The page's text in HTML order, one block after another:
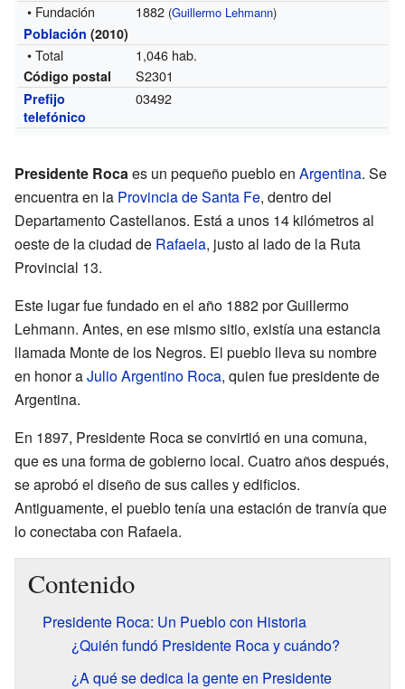
• Fundación 1882 (Guillermo Lehmann)
Población (2010)
• Total 1,046 hab.
Código postal S2301
Prefijo
telefónico
03492
Presidente Rocaes un pequeño pueblo en Argentina. Se
encuentra en la Provincia de Santa Fe, dentro del
Departamento Castellanos. Está a unos 14 kilómetros al
oeste de la ciudad de Rafaela, justo al lado de la Ruta
Provincial 13.
Este lugar fue fundado en el año 1882 por Guillermo
Lehmann. Antes, en ese mismo sitio, existía una estancia
llamada Monte de los Negros. El pueblo lleva su nombre
en honor aJulio Argentino Roca, quien fue presidente de
Argentina.
En 1897, Presidente Roca se convirtió en una comuna,
que es una forma de gobierno local. Cuatro años después,
se aprobó el diseño de sus calles y edificios.
Antiguamente, el pueblo tenía una estación de tranvía que
lo conectaba con Rafaela.
Contenido
Presidente Roca: Un Pueblo con Historia
¿Quién fundó Presidente Roca y cuándo?
¿A qué se dedica la gente en Presidente